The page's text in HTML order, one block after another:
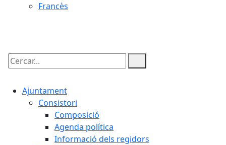
Francès
Cercar:
Ajuntament
Consistori
Composició
Agenda política
Informació dels regidors